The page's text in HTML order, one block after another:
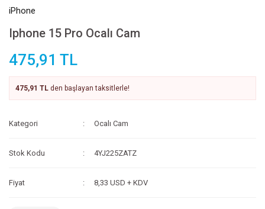
iPhone
Iphone 15 Pro Ocalı Cam
475,91 TL
475,91 TL den başlayan taksitlerle!
Kategori Ocalı Cam
Stok Kodu 4YJ225ZATZ
Fiyat 8,33 USD + KDV